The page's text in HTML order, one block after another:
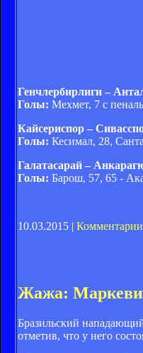
Генчлербирлиги –
Голы: Мехмет, 7 с
Кайсериспор –
Голы: Кесимал, 28,
Галатасарай –
Голы: Барош, 57, 65 -
10.03.2015 |
Жажа:
Бразильский
отметив, что у него